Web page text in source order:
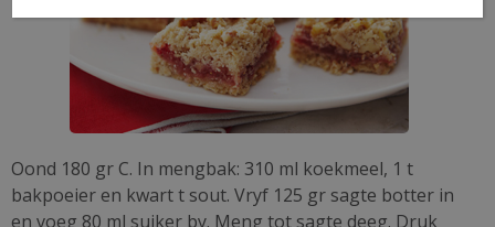
Oond 180 gr C. In mengbak: 310 ml koekmeel, 1 t
bakpoeier en kwart t sout. Vryf 125 gr sagte botter in
en voeg 80 ml suiker by. Meng tot sagte deeg. Druk